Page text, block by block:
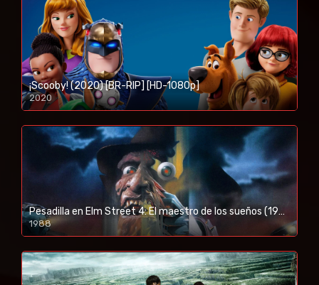
¡Scooby! (2020) [BR-RIP] [HD-1080p]
2020
1080p/720p
Pesadilla en Elm Street 4: El maestro de los sueños (1988) [BR-RIP] [HD-1080p]
1988